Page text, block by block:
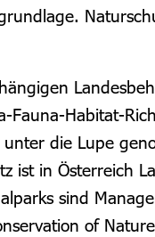
Fauna-Habitat-
die Lupe
ist in Österreich
sind
of